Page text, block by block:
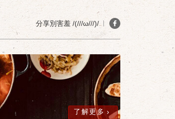
分享別害羞 /(///ω///)/
了解更多